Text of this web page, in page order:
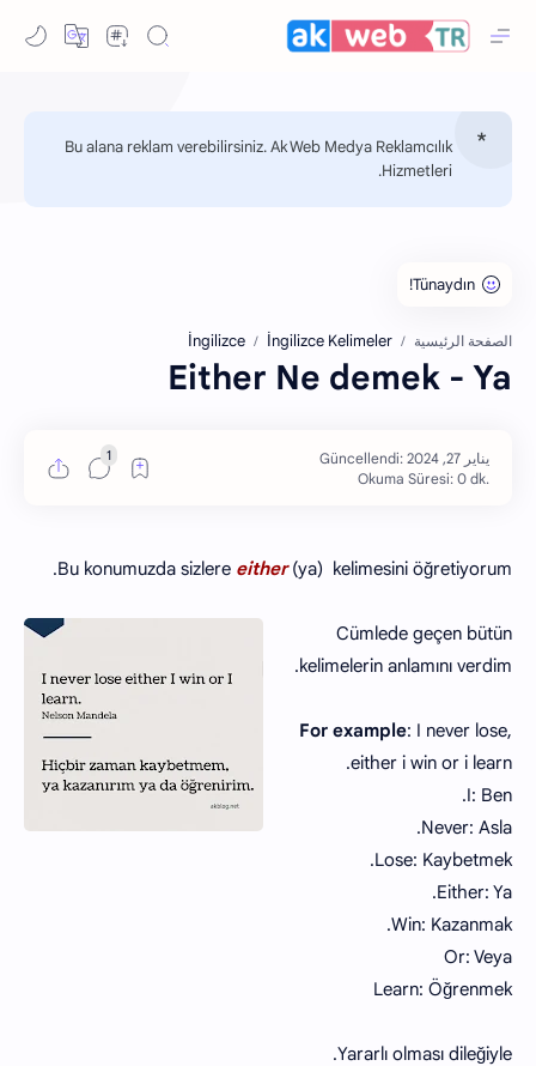
Bu alana reklam verebilirsiniz. Ak Web Medya Reklamcılık
Hizmetleri.
الصفحة الرئيسية İngilizce İngilizce Kelimeler
Either Ne demek - Ya
Okuma Süresi: 0 dk.
Bu konumuzda sizlere either(ya) kelimesini öğretiyorum.
Cümlede geçen bütün
kelimelerin anlamını verdim.
For example: I never lose,
either i win or i learn.
I: Ben.
Never: Asla.
Lose: Kaybetmek.
Either: Ya.
Win: Kazanmak.
Or: Veya
Learn: Öğrenmek
Yararlı olması dileğiyle.